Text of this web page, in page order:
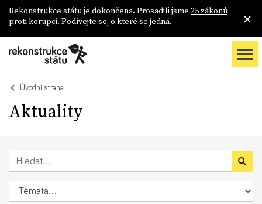
Rekonstrukce státu je dokončena. Prosadili jsme 25 zákonů
proti korupci. Podívejte se, o které se jedná.
Úvodní strana
Aktuality